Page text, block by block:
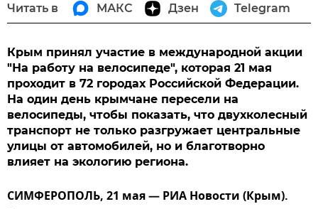
Читать в МАКС Дзен Telegram
Крым принял участие в международной акции
"На работу на велосипеде", которая 21 мая
проходит в 72 городах Российской Федерации.
На один день крымчане пересели на
велосипеды, чтобы показать, что двухколесный
транспорт не только разгружает центральные
улицы от автомобилей, но и благотворно
влияет на экологию региона.
СИМФЕРОПОЛЬ, 21 мая — РИА Новости (Крым).